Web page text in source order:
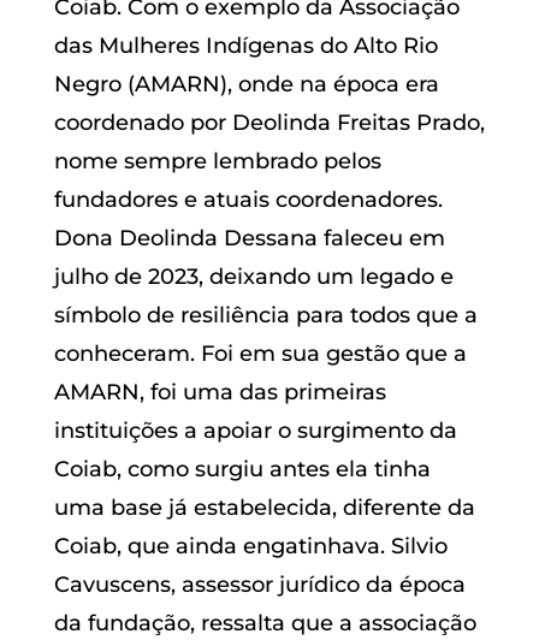
Coiab. Com o exemplo da Associação
das Mulheres Indígenas do Alto Rio
Negro (AMARN), onde na época era
coordenado por Deolinda Freitas Prado,
nome sempre lembrado pelos
fundadores e atuais coordenadores.
Dona Deolinda Dessana faleceu em
julho de 2023, deixando um legado e
símbolo de resiliência para todos que a
conheceram. Foi em sua gestão que a
AMARN, foi uma das primeiras
instituições a apoiar o surgimento da
Coiab, como surgiu antes ela tinha
uma base já estabelecida, diferente da
Coiab, que ainda engatinhava. Silvio
Cavuscens, assessor jurídico da época
da fundação, ressalta que a associação